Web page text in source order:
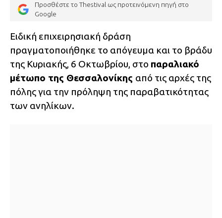
Προσθέστε το Thestival ως προτεινόμενη πηγή στο
Google
Ειδική επιχειρησιακή δράση
πραγματοποιήθηκε το απόγευμα και το βράδυ
της Κυριακής, 6 Οκτωβρίου, στο παραλιακό
μέτωπο της Θεσσαλονίκης από τις αρχές της
πόλης για την πρόληψη της παραβατικότητας
των ανηλίκων.